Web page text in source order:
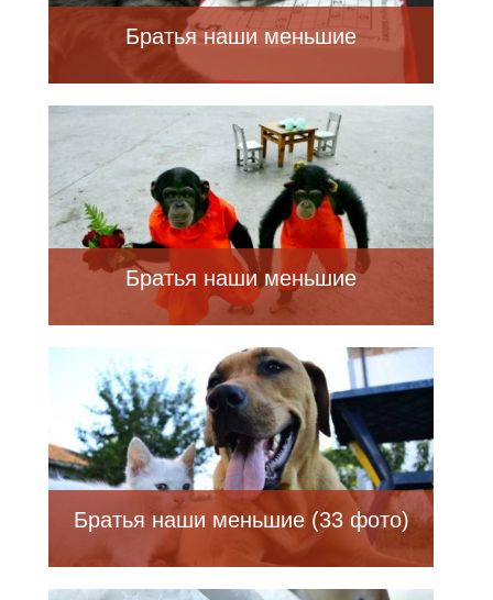
Братья наши меньшие
Братья наши меньшие
Братья наши меньшие (33 фото)